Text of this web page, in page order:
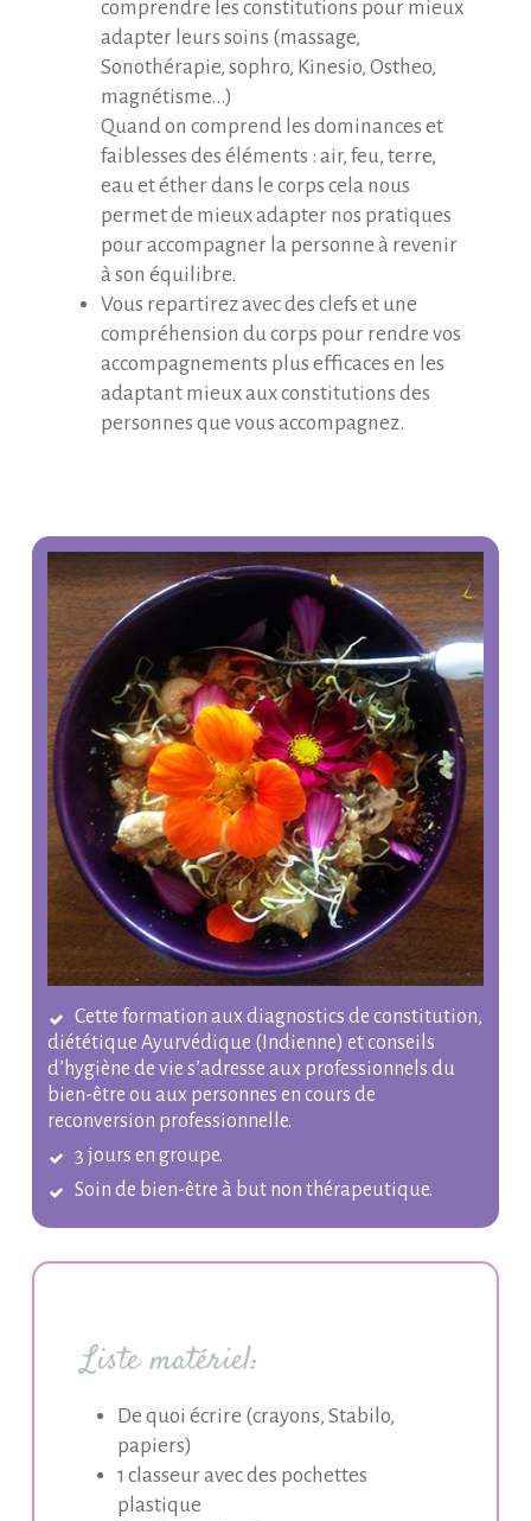
comprendre les constitutions pour mieux
adapter leurs soins (massage,
Sonothérapie, sophro, Kinesio, Ostheo,
magnétisme…)
Quand on comprend les dominances et
faiblesses des éléments : air, feu, terre,
eau et éther dans le corps cela nous
permet de mieux adapter nos pratiques
pour accompagner la personne à revenir
à son équilibre.
Vous repartirez avec des clefs et une
compréhension du corps pour rendre vos
accompagnements plus efficaces en les
adaptant mieux aux constitutions des
personnes que vous accompagnez.
Cette formation aux diagnostics de constitution,
diététique Ayurvédique (Indienne) et conseils
d’hygiène de vie s’adresse aux professionnels du
bien-être ou aux personnes en cours de
reconversion professionnelle.
3 jours en groupe.
Soin de bien-être à but non thérapeutique.
Liste matériel:
De quoi écrire (crayons, Stabilo,
papiers)
1 classeur avec des pochettes
plastique